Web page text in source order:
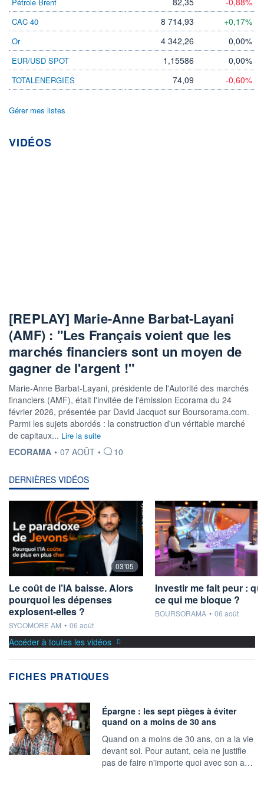
CAC 40 8 714,93 +0,17%
Or 4 342,26 0,00%
EUR/USD SPOT 1,15586 0,00%
TOTALENERGIES 74,09 -0,60%
Gérer mes listes
VIDÉOS
[REPLAY] Marie-Anne Barbat-Layani
(AMF) : "Les Français voient que les
marchés financiers sont un moyen de
gagner de l'argent !"
Marie-Anne Barbat-Layani, présidente de l'Autorité des marchés
financiers (AMF), était l'invitée de l'émission Ecorama du 24
février 2026, présentée par David Jacquot sur Boursorama.com.
Parmi les sujets abordés : la construction d'un véritable marché
de capitaux... Lire la suite
INFORMATION FOURNIE PAR
ECORAMA • 07 AOÛT • 10
DERNIÈRES VIDÉOS
03'05
Le coût de l’IA baisse. Alors
pourquoi les dépenses
explosent-elles ?
information fournie par
SYCOMORE AM • 06 août
Investir me fait peur :
ce qui me bloque ?
information fournie par
BOURSORAMA • 06 août
Accéder à toutes les vidéos
FICHES PRATIQUES
Épargne : les sept pièges à éviter
quand on a moins de 30 ans
Quand on a moins de 30 ans, on a la vie
devant soi. Pour autant, cela ne justifie
pas de faire n'importe quoi avec son a…